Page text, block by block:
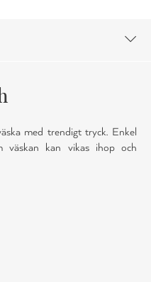
med trendigt tryck. Enkel
väskan kan vikas ihop och